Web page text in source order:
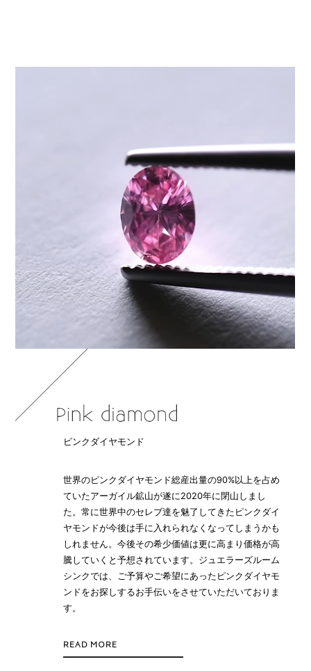
ピンクダイヤモンド
世界のピンクダイヤモンド総産出量の90%以上を占め
ていたアーガイル鉱山が遂に2020年に閉山しまし
た。常に世界中のセレブ達を魅了してきたピンクダイ
ヤモンドが今後は手に入れられなくなってしまうかも
しれません。今後その希少価値は更に高まり価格が高
騰していくと予想されています。ジュエラーズルーム
シンクでは、ご予算やご希望にあったピンクダイヤモ
ンドをお探しするお手伝いをさせていただいておりま
す。
READ MORE